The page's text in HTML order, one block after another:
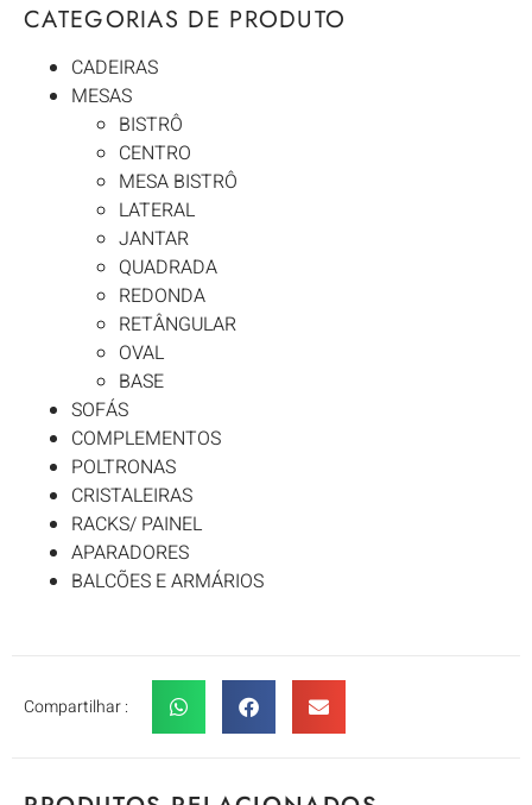
CATEGORIAS DE PRODUTO
CADEIRAS
MESAS
BISTRÔ
CENTRO
MESA BISTRÔ
LATERAL
JANTAR
QUADRADA
REDONDA
RETÂNGULAR
OVAL
BASE
SOFÁS
COMPLEMENTOS
POLTRONAS
CRISTALEIRAS
RACKS/ PAINEL
APARADORES
BALCÕES E ARMÁRIOS
Compartilhar :